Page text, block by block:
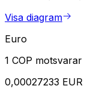
Visa diagram
Euro
1 COP motsvarar
0,00027233 EUR